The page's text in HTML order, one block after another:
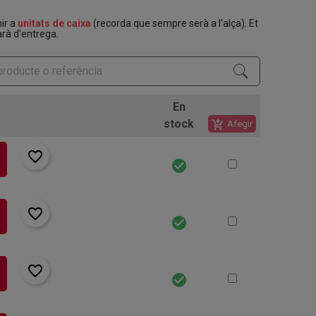
a unitats de caixa (recorda que sempre serà a l'alça). Et
d'entrega.
En
stock
add_shopping_cart Afegir
favorite_border
check_circle
favorite_border
check_circle
favorite_border
check_circle